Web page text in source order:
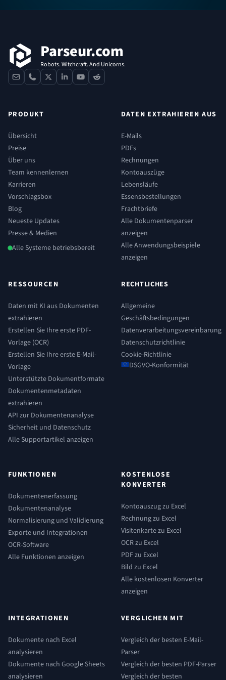
Parseur.com
Robots. Witchcraft. And Unicorns.
contactphone
x linkedinyoutube
reddit
PRODUKT
Übersicht
Preise
Über uns
Team kennenlernen
Karrieren
Vorschlagsbox
Blog
Neueste Updates
Presse & Medien
Alle Systeme betriebsbereit
DATEN EXTRAHIEREN AUS
E-Mails
PDFs
Rechnungen
Kontoauszüge
Lebensläufe
Essensbestellungen
Frachtbriefe
Alle Dokumentenparser
anzeigen
Alle Anwendungsbeispiele
anzeigen
RESSOURCEN
Daten mit KI aus Dokumenten
extrahieren
Erstellen Sie Ihre erste PDF-
Vorlage (OCR)
Erstellen Sie Ihre erste E-Mail-
Vorlage
Unterstützte Dokumentformate
Dokumentenmetadaten
extrahieren
API zur Dokumentenanalyse
Sicherheit und Datenschutz
Alle Supportartikel anzeigen
RECHTLICHES
Allgemeine
Geschäftsbedingungen
Datenverarbeitungsvereinbarung
Datenschutzrichtlinie
Cookie-Richtlinie
DSGVO-Konformität
FUNKTIONEN
Dokumentenerfassung
Dokumentenanalyse
Normalisierung und Validierung
Exporte und Integrationen
OCR-Software
Alle Funktionen anzeigen
KOSTENLOSE
KONVERTER
Kontoauszug zu Excel
Rechnung zu Excel
Visitenkarte zu Excel
OCR zu Excel
PDF zu Excel
Bild zu Excel
Alle kostenlosen Konverter
anzeigen
INTEGRATIONEN
Dokumente nach Excel
analysieren
Dokumente nach Google Sheets
analysieren
VERGLICHEN MIT
Vergleich der besten E-Mail-
Parser
Vergleich der besten PDF-Parser
Vergleich der besten